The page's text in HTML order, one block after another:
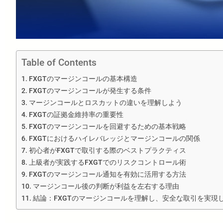
Table of Contents
FXGTのマージンコールの基本構造
FXGTのマージンコールが発生する条件
マージンコールとロスカットの違いを理解しよう
FXGTの証拠金維持率の重要性
FXGTのマージンコールを回避するための基本戦略
FXGTにおけるハイレバレッジとマージンコールの関係
初心者がFXGTで取引する際のベストプラクティス
上級者が実践するFXGTでのリスクコントロール術
FXGTのマージンコール通知を有効に活用する方法
マージンコール後の判断が利益を左右する理由
結論：FXGTのマージンコールを理解し、安全な取引を実現